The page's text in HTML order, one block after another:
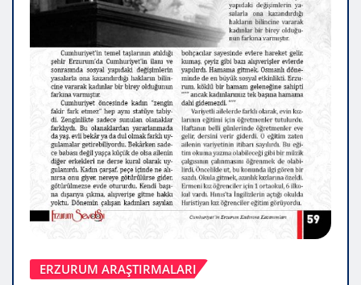
ERZURUM ARAŞTIRMALARI